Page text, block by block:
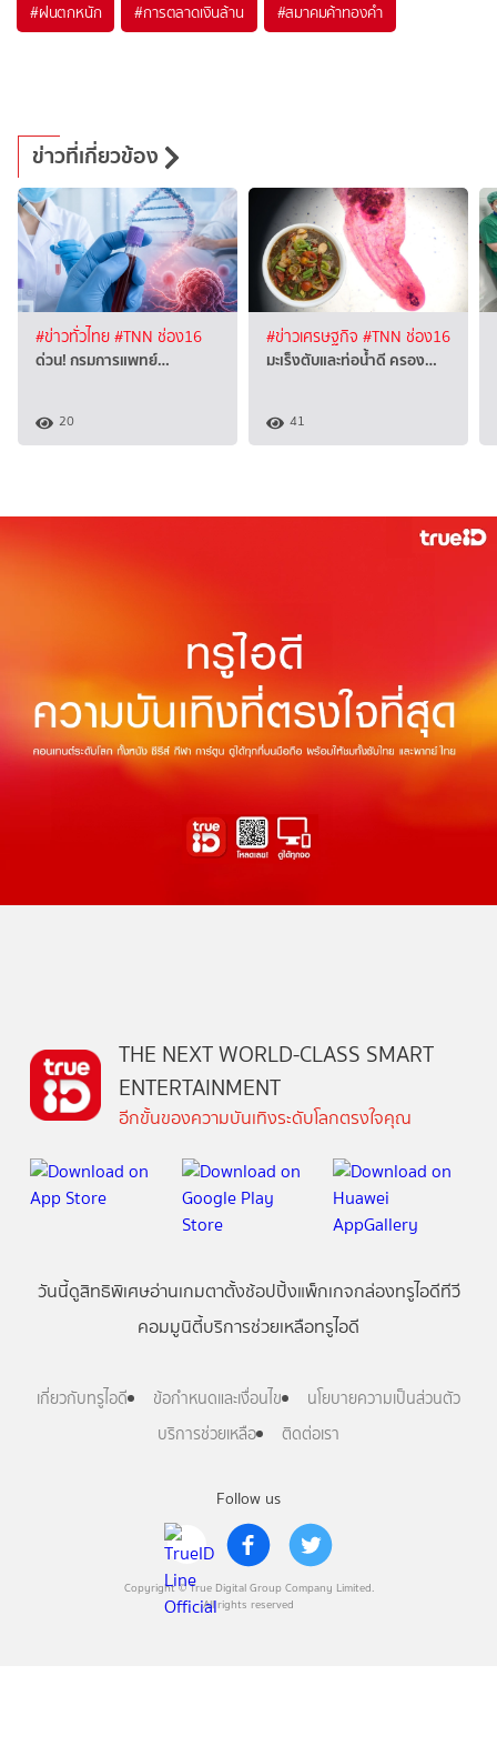
#ฝนตกหนัก #การตลาดเงินล้าน #สมาคมค้าทองคำ
ข่าวที่เกี่ยวข้อง
#ข่าวทั่วไทย#TNN ช่อง16
ด่วน! กรมการแพทย์…
20
#ข่าวเศรษฐกิจ #TNN ช่อง16
มะเร็งตับและท่อน้ำดี ครอง…
41
Follow us
Copyright © True Digital Group Company Limited.
All rights reserved
THE NEXT WORLD-CLASS SMART
ENTERTAINMENT
อีกขั้นของความบันเทิงระดับโลกตรงใจคุณ
วันนี้ดูสิทธิพิเศษอ่านเกมตาตั้งช้อปปิ้งแพ็กเกจกล่องทรูไอดีทีวี
คอมมูนิตี้บริการช่วยเหลือทรูไอดี
เกี่ยวกับทรูไอดี ข้อกำหนดและเงื่อนไข
นโยบายความเป็นส่วนตัว
บริการช่วยเหลือ
ติดต่อเรา